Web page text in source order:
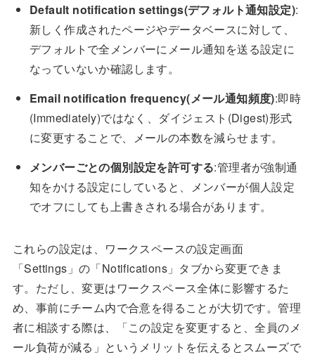
Default notification settings(デフォルト通知設定):
新しく作成されたページやデータベースに対して、
デフォルトで全メンバーにメール通知を送る設定に
なっていないか確認します。
Email notification frequency(メール通知頻度):即時
(Immediately)ではなく、ダイジェスト(Digest)形式
に変更することで、メールの本数を減らせます。
メンバーごとの個別設定を許可する:管理者が強制通
知をかける設定にしていると、メンバーが個人設定
でオフにしても上書きされる場合があります。
これらの設定は、ワークスペースの設定画面
「Settings」の「Notifications」タブから変更できま
す。ただし、変更はワークスペース全体に影響するた
め、事前にチーム内で合意を得ることが大切です。管理
者に相談する際は、「この設定を変更すると、全員のメ
ール負荷が減る」というメリットを伝えるとスムーズで